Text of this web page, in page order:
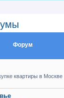
Форум
квартиры в Москве